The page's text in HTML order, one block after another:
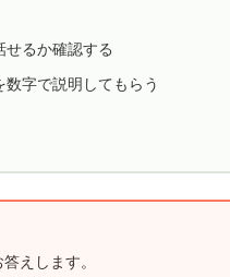
るか確認する
字で説明してもらう
えします。